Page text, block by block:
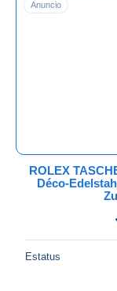
Sólo con
iDeal
Residencia del
Anuncio
ROLEX
Déco-
Estatus